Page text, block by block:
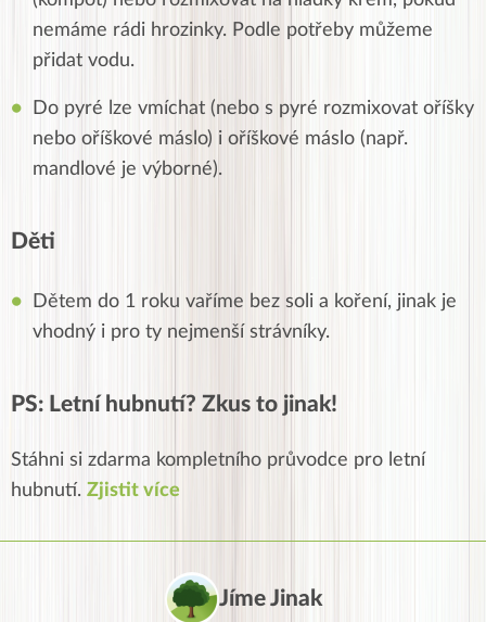
nemáme rádi hrozinky. Podle potřeby můžeme
přidat vodu.
Do pyré lze vmíchat (nebo s pyré rozmixovat oříšky
nebo oříškové máslo) i oříškové máslo (např.
mandlové je výborné).
Děti
Dětem do 1 roku vaříme bez soli a koření, jinak je
vhodný i pro ty nejmenší strávníky.
PS: Letní hubnutí? Zkus to jinak!
Stáhni si zdarma kompletního průvodce pro letní
hubnutí. Zjistit více
Jíme Jinak